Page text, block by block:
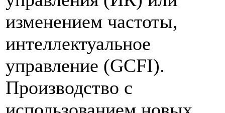
изменением частоты,
интеллектуальное
управление (GCFI).
Производство с